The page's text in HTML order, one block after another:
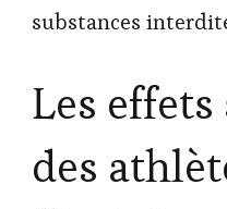
substances
Les
des